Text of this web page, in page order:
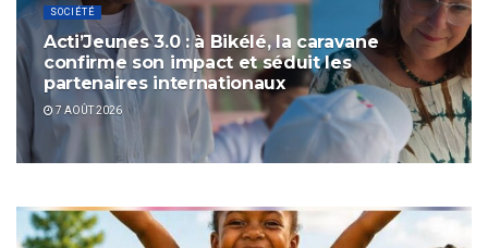
SOCIÉTÉ
Acti’Jeunes 3.0 : à Bikélé, la caravane
confirme son impact et séduit les
partenaires internationaux
7 AOÛT 2026